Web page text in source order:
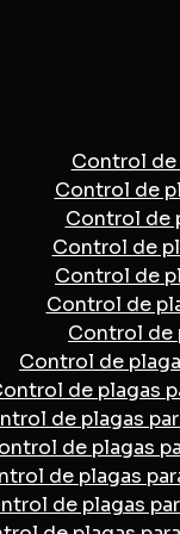
Control de
Control de
Control de
Control de
Control de
Control de
Control de
Control de
de plagas
de plagas
de plagas
de plagas
de plagas